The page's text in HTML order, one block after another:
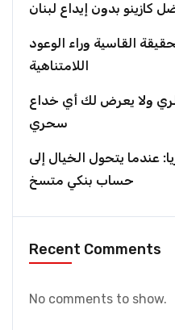
القاسية وراء الوعود
اللامتناهية
ولا يعرض لك أي خداع
سحري
عندما يتحول الخيال إلى
حساب بنكي متسخ
Recent Comments
No comments to show.